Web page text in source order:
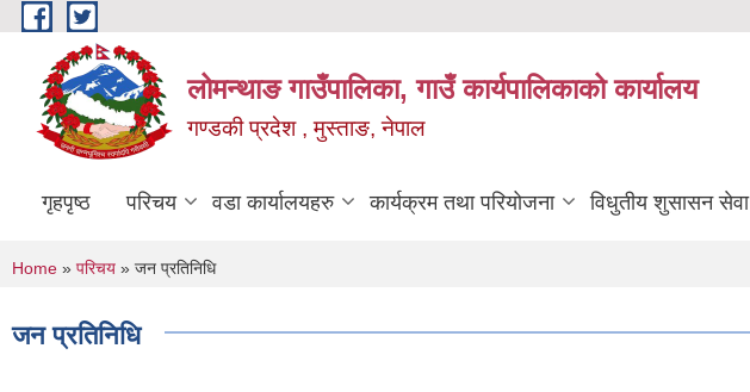
Skip to main content
लोमन्थाङ गाउँपालिका, गाउँ कार्यपालिकाको कार्यालय
गण्डकी प्रदेश , मुस्ताङ, नेपाल
गृहपृष्ठ परिचय वडा कार्यालयहरु कार्यक्रम तथा परियोजना विधुतीय शुसासन सेवा
You are here
Home » परिचय » जन प्रतिनिधि
जन प्रतिनिधि